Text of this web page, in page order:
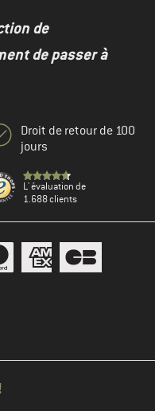
de
de passer à
Droit de retour de 100
jours
L' évaluation de
1.688 clients